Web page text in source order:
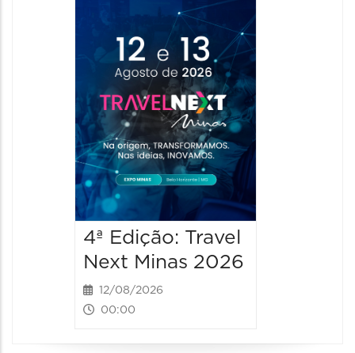
4ª Edição: Travel
Next Minas 2026
12/08/2026
00:00